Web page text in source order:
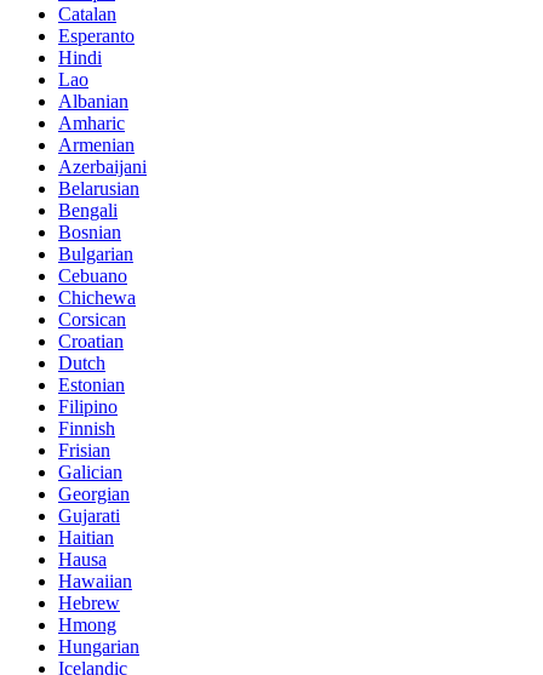
Catalan
Esperanto
Hindi
Lao
Albanian
Amharic
Armenian
Azerbaijani
Belarusian
Bengali
Bosnian
Bulgarian
Cebuano
Chichewa
Corsican
Croatian
Dutch
Estonian
Filipino
Finnish
Frisian
Galician
Georgian
Gujarati
Haitian
Hausa
Hawaiian
Hebrew
Hmong
Hungarian
Icelandic